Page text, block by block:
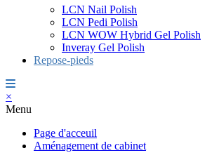
LCN Nail Polish
LCN Pedi Polish
LCN WOW Hybrid Gel Polish
Inveray Gel Polish
Repose-pieds
×
Menu
Page d'acceuil
Aménagement de cabinet